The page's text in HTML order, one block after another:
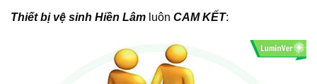
Thiết bị vệ sinh Hiền Lâm luôn CAM KẾT: